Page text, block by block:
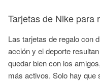
Tarjetas de Nike para
Las tarjetas de regalo con
acción y el deporte
quedar bien con los
más activos. Solo hay que